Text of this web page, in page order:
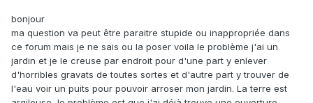
bonjour
ma question va peut être paraitre stupide ou inappropriée dans
ce forum mais je ne sais ou la poser voila le problème j'ai un
jardin et je le creuse par endroit pour d'une part y enlever
d'horribles gravats de toutes sortes et d'autre part y trouver de
l'eau voir un puits pour pouvoir arroser mon jardin. La terre est